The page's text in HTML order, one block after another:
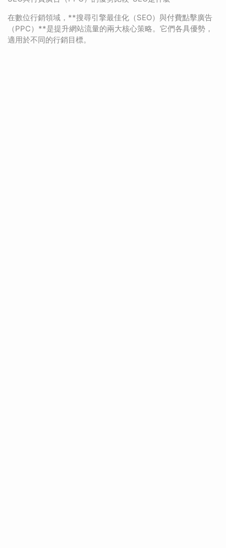
在數位行銷領域，**搜尋引擎最佳化（SEO）與付費點擊廣告
（PPC）**是提升網站流量的兩大核心策略。它們各具優勢，
適用於不同的行銷目標。